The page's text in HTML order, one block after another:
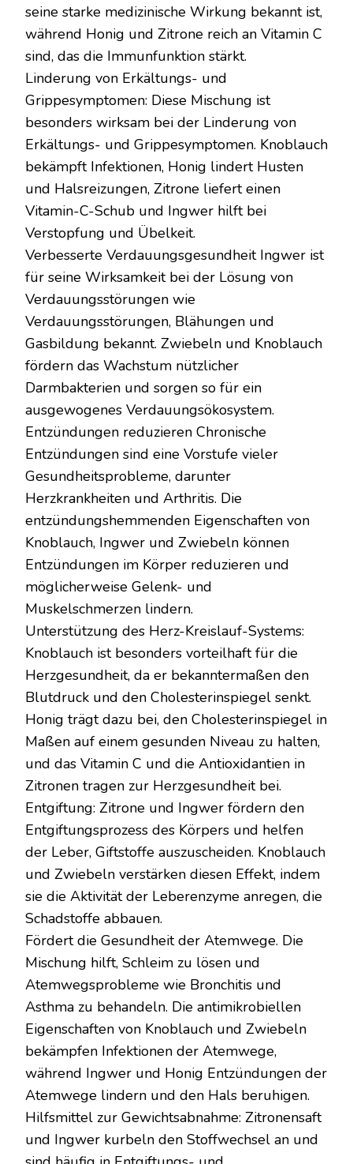
seine starke medizinische Wirkung bekannt ist,
während Honig und Zitrone reich an Vitamin C
sind, das die Immunfunktion stärkt.
Linderung von Erkältungs- und
Grippesymptomen: Diese Mischung ist
besonders wirksam bei der Linderung von
Erkältungs- und Grippesymptomen. Knoblauch
bekämpft Infektionen, Honig lindert Husten
und Halsreizungen, Zitrone liefert einen
Vitamin-C-Schub und Ingwer hilft bei
Verstopfung und Übelkeit.
Verbesserte Verdauungsgesundheit Ingwer ist
für seine Wirksamkeit bei der Lösung von
Verdauungsstörungen wie
Verdauungsstörungen, Blähungen und
Gasbildung bekannt. Zwiebeln und Knoblauch
fördern das Wachstum nützlicher
Darmbakterien und sorgen so für ein
ausgewogenes Verdauungsökosystem.
Entzündungen reduzieren Chronische
Entzündungen sind eine Vorstufe vieler
Gesundheitsprobleme, darunter
Herzkrankheiten und Arthritis. Die
entzündungshemmenden Eigenschaften von
Knoblauch, Ingwer und Zwiebeln können
Entzündungen im Körper reduzieren und
möglicherweise Gelenk- und
Muskelschmerzen lindern.
Unterstützung des Herz-Kreislauf-Systems:
Knoblauch ist besonders vorteilhaft für die
Herzgesundheit, da er bekanntermaßen den
Blutdruck und den Cholesterinspiegel senkt.
Honig trägt dazu bei, den Cholesterinspiegel in
Maßen auf einem gesunden Niveau zu halten,
und das Vitamin C und die Antioxidantien in
Zitronen tragen zur Herzgesundheit bei.
Entgiftung: Zitrone und Ingwer fördern den
Entgiftungsprozess des Körpers und helfen
der Leber, Giftstoffe auszuscheiden. Knoblauch
und Zwiebeln verstärken diesen Effekt, indem
sie die Aktivität der Leberenzyme anregen, die
Schadstoffe abbauen.
Fördert die Gesundheit der Atemwege. Die
Mischung hilft, Schleim zu lösen und
Atemwegsprobleme wie Bronchitis und
Asthma zu behandeln. Die antimikrobiellen
Eigenschaften von Knoblauch und Zwiebeln
bekämpfen Infektionen der Atemwege,
während Ingwer und Honig Entzündungen der
Atemwege lindern und den Hals beruhigen.
Hilfsmittel zur Gewichtsabnahme: Zitronensaft
und Ingwer kurbeln den Stoffwechsel an und